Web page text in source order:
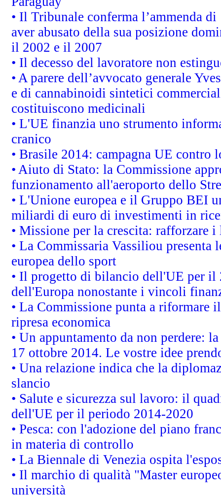
• Il Tribunale conferma l’ammenda
aver abusato della sua posizione
il 2002 e il 2007
• Il decesso del lavoratore non
• A parere dell’avvocato generale
e di cannabinoidi sintetici
costituiscono medicinali
• L'UE finanzia uno strumento
cranico
• Brasile 2014: campagna UE contro
• Aiuto di Stato: la Commissione
funzionamento all'aeroporto dello
• L'Unione europea e il Gruppo BEI
miliardi di euro di investimenti in
• Missione per la crescita: rafforzare
• La Commissaria Vassiliou
europea dello sport
• Il progetto di bilancio dell'UE per il
dell'Europa nonostante i vincoli
• La Commissione punta a riformare
ripresa economica
• Un appuntamento da non perdere:
17 ottobre 2014. Le vostre idee
• Una relazione indica che la
slancio
• Salute e sicurezza sul lavoro: il
dell'UE per il periodo 2014-2020
• Pesca: con l'adozione del piano
in materia di controllo
• La Biennale di Venezia ospita
• Il marchio di qualità "Master
università